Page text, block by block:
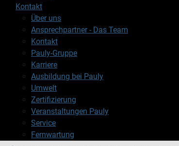
Kontakt
Über uns
Ansprechpartner - Das Team
Kontakt
Pauly-Gruppe
Karriere
Ausbildung bei Pauly
Umwelt
Zertifizierung
Veranstaltungen Pauly
Service
Fernwartung